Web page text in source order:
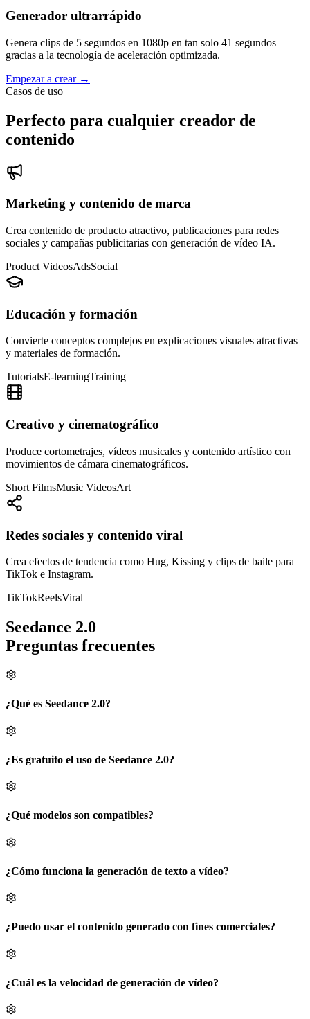
Generador ultrarrápido
Genera clips de 5 segundos en 1080p en tan solo 41 segundos
gracias a la tecnología de aceleración optimizada.
Empezar a crear→
Casos de uso
Perfecto para cualquier creador de
contenido
Marketing y contenido de marca
Crea contenido de producto atractivo, publicaciones para redes
sociales y campañas publicitarias con generación de vídeo IA.
Product VideosAdsSocial
Educación y formación
Convierte conceptos complejos en explicaciones visuales atractivas
y materiales de formación.
TutorialsE-learningTraining
Creativo y cinematográfico
Produce cortometrajes, vídeos musicales y contenido artístico con
movimientos de cámara cinematográficos.
Short FilmsMusic VideosArt
Redes sociales y contenido viral
Crea efectos de tendencia como Hug, Kissing y clips de baile para
TikTok e Instagram.
TikTokReelsViral
Seedance 2.0
Preguntas frecuentes
¿Qué es Seedance 2.0?
¿Es gratuito el uso de Seedance 2.0?
¿Qué modelos son compatibles?
¿Cómo funciona la generación de texto a vídeo?
¿Puedo usar el contenido generado con fines comerciales?
¿Cuál es la velocidad de generación de vídeo?